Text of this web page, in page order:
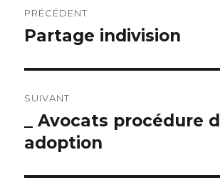
de
PRÉCÉDENT
Article
Partage indivision
SUIVANT
Article
suivant :
_ Avocats procédure d
adoption